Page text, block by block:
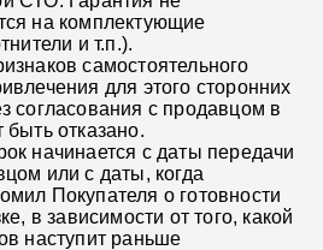
на комплектующие
и т.п.).
самостоятельного
для этого сторонних
согласования с продавцом в
быть отказано.
начинается с даты передачи
или с даты, когда
Покупателя о готовности
в зависимости от того, какой
наступит раньше